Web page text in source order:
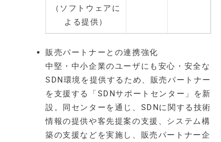
（ソフトウェアに
よる提供）
販売パートナーとの連携強化
中堅・中小企業のユーザにも安心・安全な
SDN環境を提供するため、販売パートナー
を支援する「SDNサポートセンター」を新
設。同センターを通じ、SDNに関する技術
情報の提供や客先提案の支援、システム構
築の支援などを実施し、販売パートナー企